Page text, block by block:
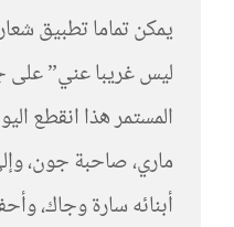
يمكن تماما تطبيق
ليس غريبا عني” على
المستمر هذا انقطع
ماري، صاحبة جون،
أبنائه سارة وجاك،